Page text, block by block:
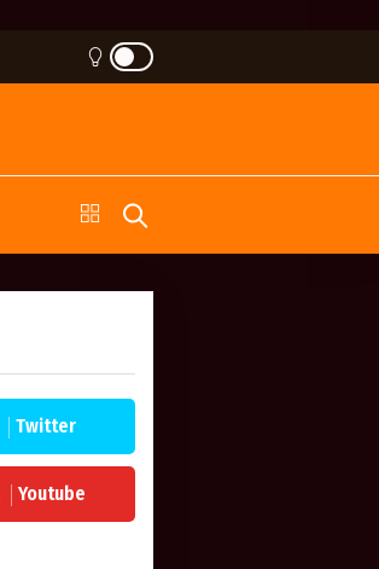
Twitter
Youtube